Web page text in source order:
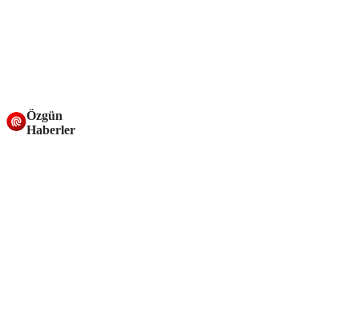
Özgün
Haberler